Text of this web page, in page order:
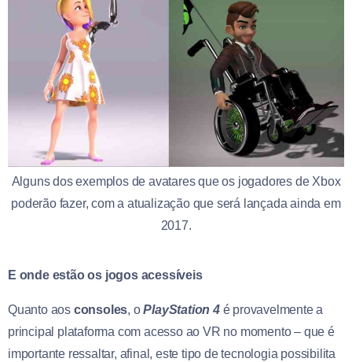
Alguns dos exemplos de avatares que os jogadores de Xbox
poderão fazer, com a atualização que será lançada ainda em
2017.
E onde estão os jogos acessíveis
Quanto aos consoles, oPlayStation 4é provavelmente a
principal plataforma com acesso ao VR no momento – que é
importante ressaltar, afinal, este tipo de tecnologia possibilita